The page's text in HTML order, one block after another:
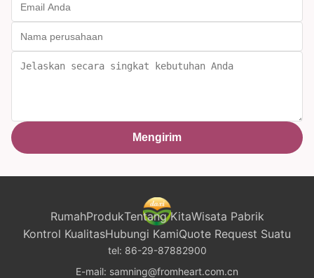
Mengirim
RumahProdukTentang KitaWisata Pabrik
Kontrol KualitasHubungi KamiQuote Request Suatu
tel: 86-29-87882900
E-mail: samning@fromheart.com.cn